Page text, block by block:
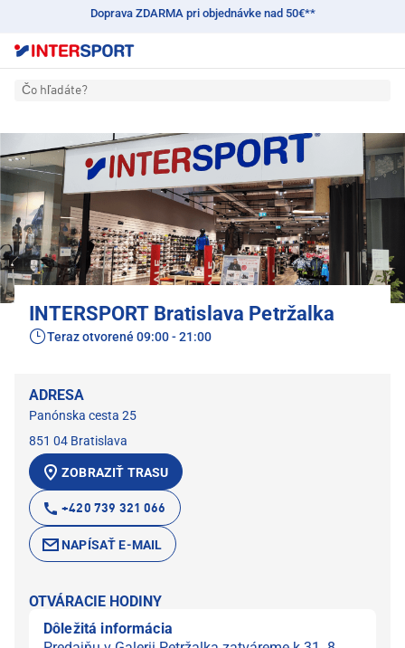
Doprava ZDARMA pri objednávke nad 50€**
Čo hľadáte?
INTERSPORT Bratislava Petržalka
Teraz otvorené 09:00 - 21:00
ADRESA
Panónska cesta 25
851 04 Bratislava
ZOBRAZIŤ TRASU
+420 739 321 066
NAPÍSAŤ E-MAIL
OTVÁRACIE HODINY
Dôležitá informácia